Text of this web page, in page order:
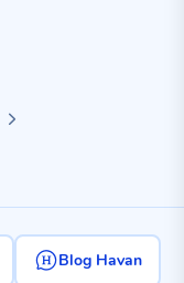
Blog Havan